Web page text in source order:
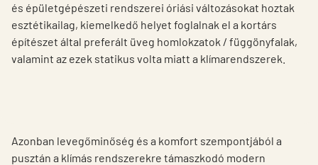
és épületgépészeti rendszerei óriási változásokat hoztak
esztétikailag, kiemelkedő helyet foglalnak el a kortárs
építészet által preferált üveg homlokzatok / függönyfalak,
valamint az ezek statikus volta miatt a klímarendszerek.
Azonban levegőminőség és a komfort szempontjából a
pusztán a klímás rendszerekre támaszkodó modern